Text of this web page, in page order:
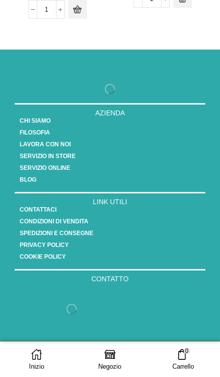
AZIENDA
CHI SIAMO
FILOSOFIA
LAVORA CON NOI
SERVIZIO IN STORE
SERVIZIO ONLINE
BLOG
LINK UTILI
CONTATTACI
CONDIZIONI DI VENDITA
SPEDIZIONI E CONSEGNE
PRIVACY POLICY
COOKIE POLICY
CONTATTO
Copyright 2025 - Vasauro srl // P.Iva 15808561003
ACQUISTA ORA
Inizio Negozio
0
Carrello